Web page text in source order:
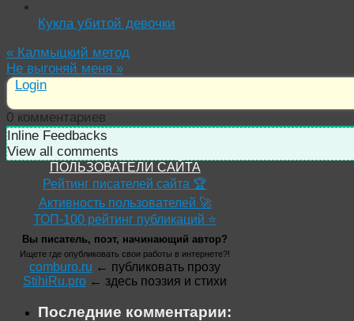
Кукла убитой девочки
« Калмыцкий метод
Не выгоняй меня »
Login
0 комментариев
Inline Feedbacks
View all comments
ПОЛЬЗОВАТЕЛИ САЙТА
Рейтинг писателей сайта 🏆
Активность пользователей 🚀
ТОП-100 рейтинг публикаций ⭐
Вы писатель, поэт, начинающий автор?
Ищете где опубликовать свои работы в интернете?!
comburo.ru ← публиковать прозу
StihiRu.pro ← здесь поэзия и стихи
Последние комментарии: